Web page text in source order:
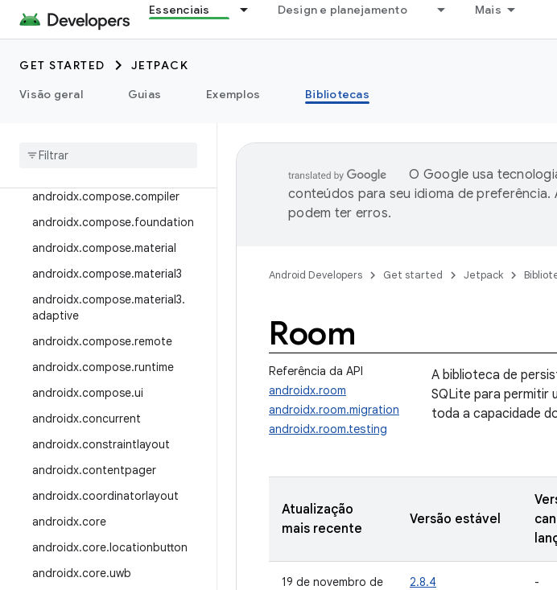
Essenciais Design e planejamento Mais
GET STARTED
JETPACK
Visão geral
Guias Exemplos Bibliotecas
androidx.camera.viewfinder
androidx.car
androidx.car.app
androidx.cardview
androidx.compose.compiler
androidx.compose.foundation
androidx.compose.material
androidx.compose.material3
androidx.compose.material3.
adaptive
androidx.compose.remote
androidx.compose.runtime
androidx.compose.ui
androidx.concurrent
androidx.constraintlayout
androidx.contentpager
androidx.coordinatorlayout
androidx.core
androidx.core.locationbutton
androidx.core.uwb
O Google usa
conteúdos para seu idioma de preferência.
podem ter erros.
Android Developers Get started Jetpack
Room
Referência da API
androidx.room
androidx.room.migration
androidx.room.testing
A biblioteca de
SQLite para permitir
toda a capacidade
Atualização
mais recente
Versão estável
19 de novembro de
2.8.4 -